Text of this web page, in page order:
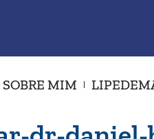
SOBRE MIM